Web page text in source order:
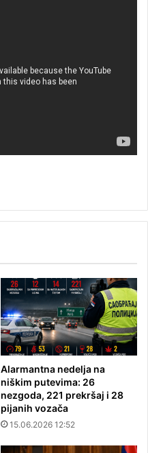
Alarmantna nedelja na
niškim putevima: 26
nezgoda, 221 prekršaj i 28
pijanih vozača
15.06.2026 12:52